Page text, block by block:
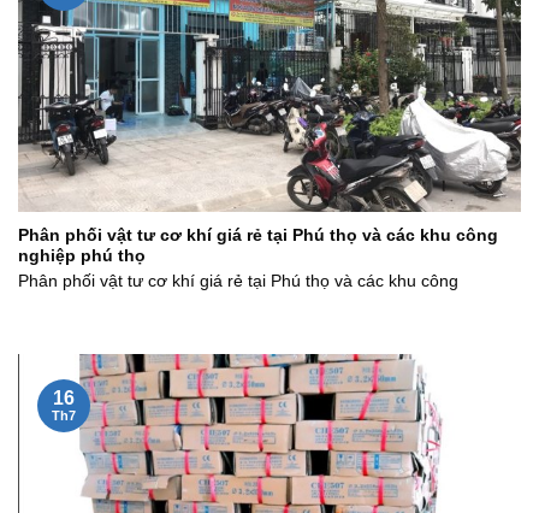
Phân phối vật tư cơ khí giá rẻ tại Phú thọ và các khu công
nghiệp phú thọ
Phân phối vật tư cơ khí giá rẻ tại Phú thọ và các khu công
16
Th7